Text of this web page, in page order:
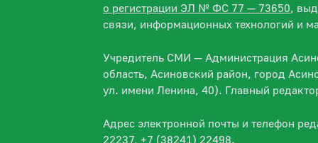
о регистрации ЭЛ № ФС 77 — 73650,
связи, информационных технологий и
Учредитель СМИ — Администрация
область, Асиновский район, город
ул. имени Ленина, 40). Главный
Адрес электронной почты и телефон
22237, +7 (38241) 22498.